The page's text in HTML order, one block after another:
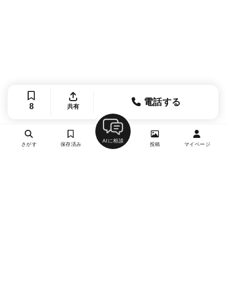
8 共有 電話する
さがす 保存済み
AIに相談
投稿 マイページ